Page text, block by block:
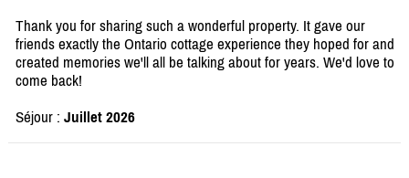
Thank you for sharing such a wonderful property. It gave our
friends exactly the Ontario cottage experience they hoped for and
created memories we'll all be talking about for years. We'd love to
come back!
Séjour : Juillet 2026